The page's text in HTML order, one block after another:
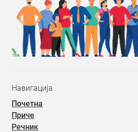
Навигација
Почетна
Приче
Речник